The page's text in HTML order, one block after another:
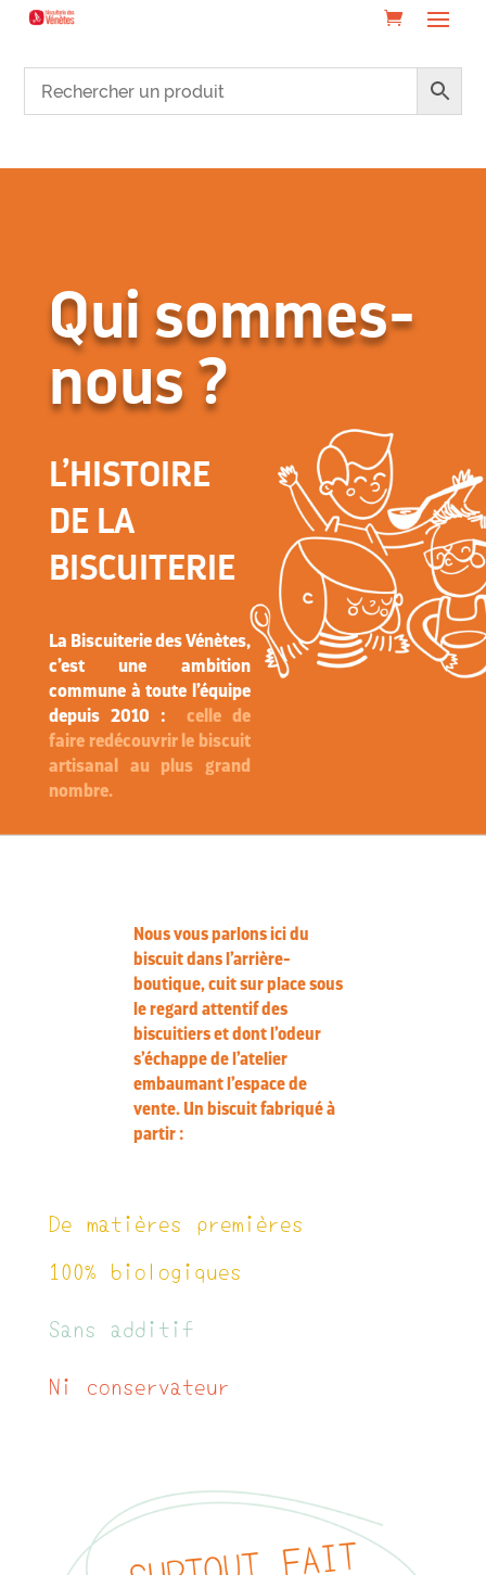
Qui sommes-
nous ?
L’HISTOIRE
DE LA
BISCUITERIE
La Biscuiterie des Vénètes,
c’est une ambition
commune à toute l’équipe
depuis 2010 :celle de
faire redécouvrir le biscuit
artisanal au plus grand
nombre.
Nous vous parlons ici du
biscuit dans l’arrière-
boutique, cuit sur place sous
le regard attentif des
biscuitiers et dont l’odeur
s’échappe de l’atelier
embaumant l’espace de
vente. Un biscuit fabriqué à
partir :
De matières premières
100% biologiques
Sans additif
Ni conservateur